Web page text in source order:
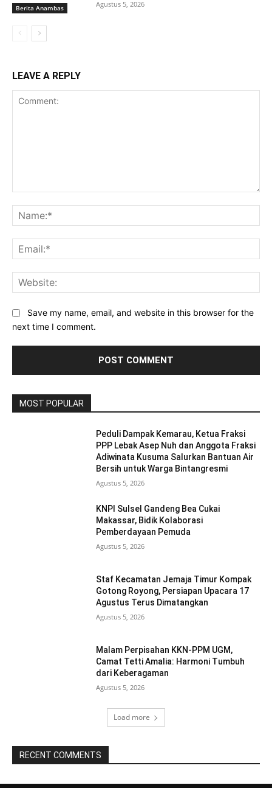
Berita Anambas Agustus 5, 2026
LEAVE A REPLY
Save my name, email, and website in this browser for the
next time I comment.
MOST POPULAR
Peduli Dampak Kemarau, Ketua Fraksi
PPP Lebak Asep Nuh dan Anggota Fraksi
Adiwinata Kusuma Salurkan Bantuan Air
Bersih untuk Warga Bintangresmi
Agustus 5, 2026
KNPI Sulsel Gandeng Bea Cukai
Makassar, Bidik Kolaborasi
Pemberdayaan Pemuda
Agustus 5, 2026
Staf Kecamatan Jemaja Timur Kompak
Gotong Royong, Persiapan Upacara 17
Agustus Terus Dimatangkan ‎
Agustus 5, 2026
Malam Perpisahan KKN-PPM UGM,
Camat Tetti Amalia: Harmoni Tumbuh
dari Keberagaman
Agustus 5, 2026
Load more
RECENT COMMENTS